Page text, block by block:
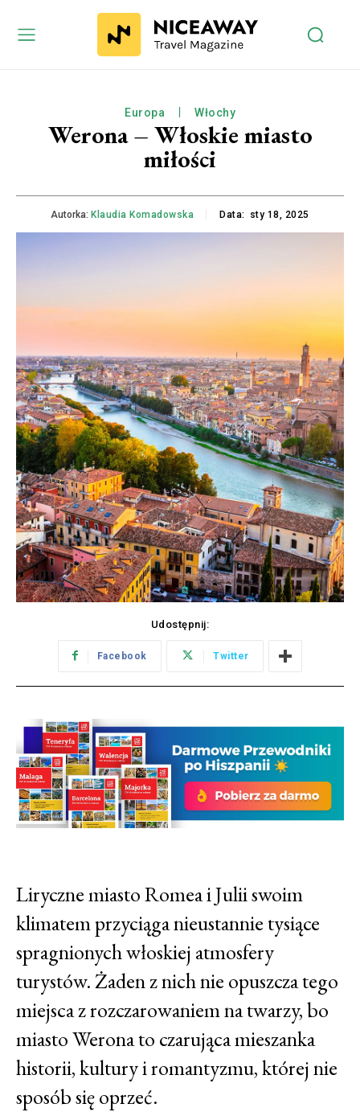
Europa Włochy
Werona – Włoskie miasto
miłości
Autorka: Klaudia Komadowska Data: sty 18, 2025
Udostępnij:
Facebook Twitter
Liryczne miasto Romea i Julii swoim
klimatem przyciąga nieustannie tysiące
spragnionych włoskiej atmosfery
turystów. Żaden z nich nie opuszcza tego
miejsca z rozczarowaniem na twarzy, bo
miasto Werona to czarująca mieszanka
historii, kultury i romantyzmu, której nie
sposób się oprzeć.